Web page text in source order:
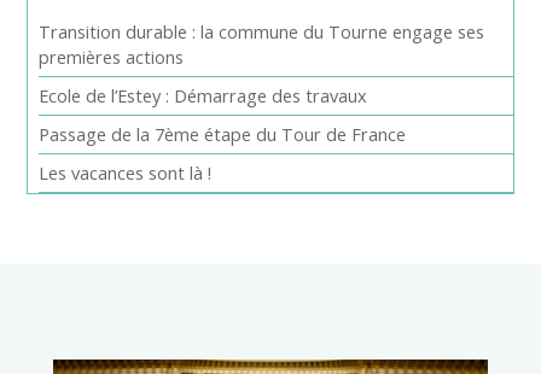
Transition durable : la commune du Tourne engage ses
premières actions
Ecole de l’Estey : Démarrage des travaux
Passage de la 7ème étape du Tour de France
Les vacances sont là !